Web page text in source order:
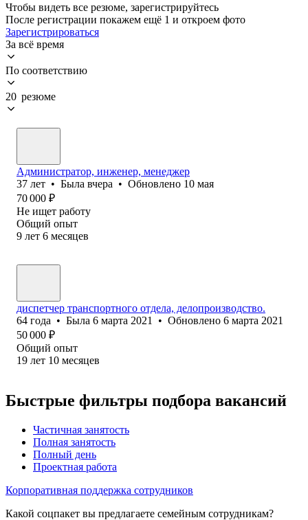
Чтобы видеть все резюме, зарегистрируйтесь
После регистрации покажем ещё 1 и откроем фото
Зарегистрироваться
За всё время
По соответствию
20 резюме
Администратор, инженер, менеджер
37 лет • Была вчера • Обновлено 10 мая
70 000 ₽
Не ищет работу
Общий опыт
9 лет 6 месяцев
диспетчер транспортного отдела, делопроизводство.
64 года • Была 6 марта 2021 • Обновлено 6 марта 2021
50 000 ₽
Общий опыт
19 лет 10 месяцев
Быстрые фильтры подбора вакансий
Частичная занятость
Полная занятость
Полный день
Проектная работа
Корпоративная поддержка сотрудников
Какой соцпакет вы предлагаете семейным сотрудникам?